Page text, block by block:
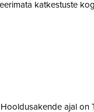
katkestuste
Hooldusakende ajal on